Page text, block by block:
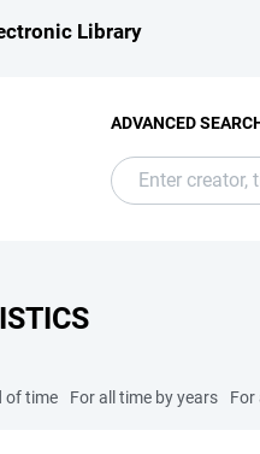
Library
ADVANCED
of time For all time by years For